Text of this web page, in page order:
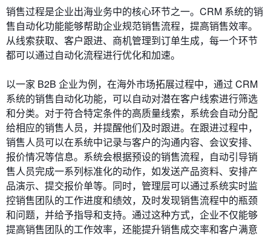
销售过程是企业出海业务中的核心环节之一。CRM 系统的销
售自动化功能能够帮助企业规范销售流程，提高销售效率。
从线索获取、客户跟进、商机管理到订单生成，每一个环节
都可以通过自动化流程进行优化和加速。
以一家 B2B 企业为例，在海外市场拓展过程中，通过 CRM
系统的销售自动化功能，可以自动对潜在客户线索进行筛选
和分类。对于符合特定条件的高质量线索，系统会自动分配
给相应的销售人员，并提醒他们及时跟进。在跟进过程中，
销售人员可以在系统中记录与客户的沟通内容、会议安排、
报价情况等信息。系统会根据预设的销售流程，自动引导销
售人员完成一系列标准化的动作，如发送产品资料、安排产
品演示、提交报价单等。同时，管理层可以通过系统实时监
控销售团队的工作进度和绩效，及时发现销售流程中的瓶颈
和问题，并给予指导和支持。通过这种方式，企业不仅能够
提高销售团队的工作效率，还能提升销售成交率和客户满意